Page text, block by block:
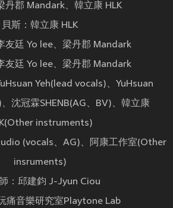
丹郡 Mandark、韓立康 HLK
貝斯：韓立康 HLK
友廷 Yo lee、梁丹郡 Mandark
友廷 Yo lee、梁丹郡 Mandark
Yeh(lead vocals)、YuHsuan
沈冠霖SHENB(AG、BV)、韓立康
instruments)
(vocals、AG)、阿康工作室(Other
insruments)
：邱建鈞 J-Jyun Ciou
痛音樂研究室Playtone Lab